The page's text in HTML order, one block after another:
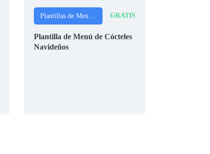
GRATIS
Plantilla de Menú de Cócteles
Navideños